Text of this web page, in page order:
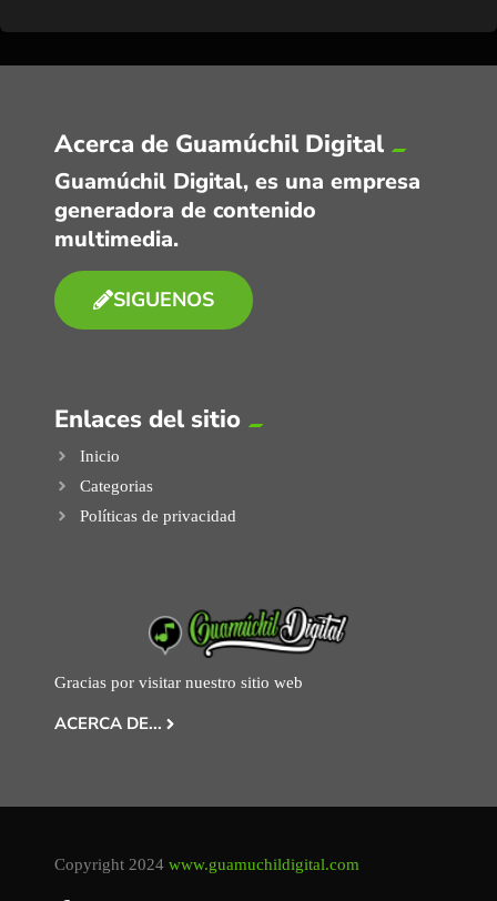
Acerca de Guamúchil Digital
Guamúchil Digital, es una empresa
generadora de contenido
multimedia.
SIGUENOS
Enlaces del sitio
Inicio
Categorias
Políticas de privacidad
Gracias por visitar nuestro sitio web
ACERCA DE...
Copyright 2024 www.guamuchildigital.com